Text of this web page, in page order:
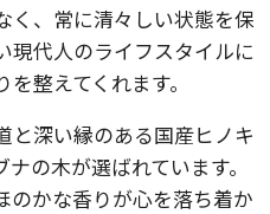
く、常に清々しい状態を保
現代人のライフスタイルに
整えてくれます。
と深い縁のある国産ヒノキ
の木が選ばれています。
のかな香りが心を落ち着か